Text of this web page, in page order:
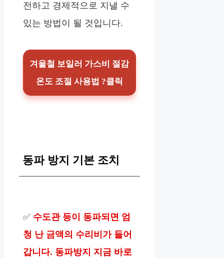
전하고 경제적으로 지낼 수
있는 방법이 될 것입니다.
겨울철 보일러 가스비 절감
온도 조절 사용법 ?클릭
동파 방지 기본 조치
✅ 수도관 등이 동파되면 엄
청 난 금액의 수리비가 들어
갑니다. 동파방지 지금 바로